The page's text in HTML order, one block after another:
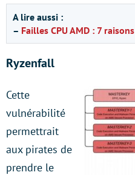
A lire aussi :
– Failles CPU AMD : 7
Ryzenfall
Cette
vulnérabilité
permettrait
aux pirates de
prendre le